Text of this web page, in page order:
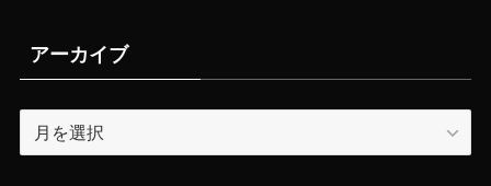
アーカイブ
ー